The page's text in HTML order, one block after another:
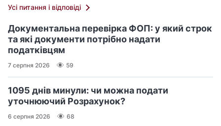
Усі питання і відповіді
Документальна перевірка ФОП: у який строк
та які документи потрібно надати
податківцям
7 серпня 2026 59
1095 днів минули: чи можна подати
уточнюючий Розрахунок?
6 серпня 2026 68